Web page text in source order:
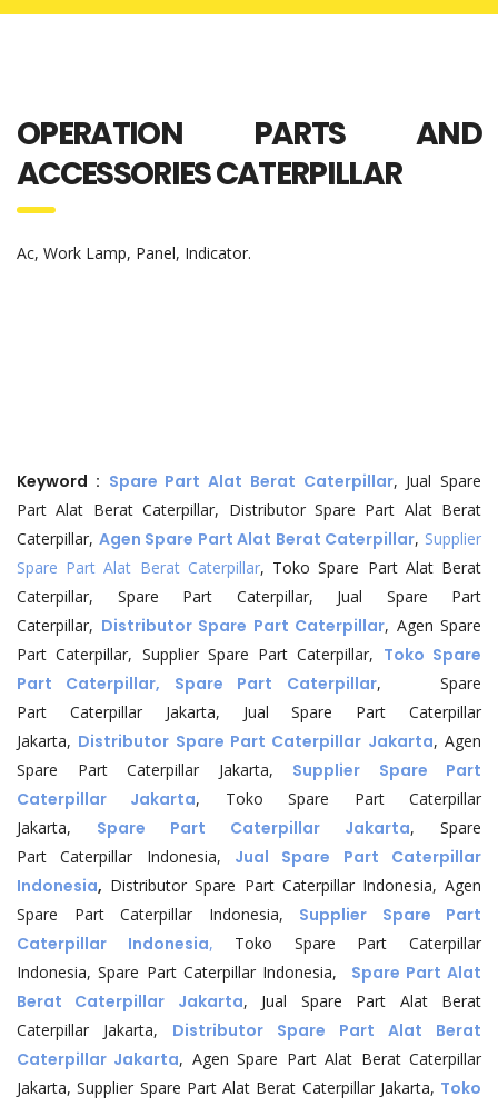
OPERATION PARTS AND
ACCESSORIES CATERPILLAR
Ac, Work Lamp, Panel, Indicator.
Keyword : Spare Part Alat Berat Caterpillar, Jual Spare
Part Alat Berat Caterpillar, Distributor Spare Part Alat Berat
Caterpillar, Agen Spare Part Alat Berat Caterpillar, Supplier
Spare Part Alat Berat Caterpillar, Toko Spare Part Alat Berat
Caterpillar, Spare Part Caterpillar, Jual Spare Part
Caterpillar, Distributor Spare Part Caterpillar, Agen Spare
Part Caterpillar, Supplier Spare Part Caterpillar, Toko Spare
Part Caterpillar, Spare Part Caterpillar, Spare
Part Caterpillar Jakarta, Jual Spare Part Caterpillar
Jakarta, Distributor Spare Part Caterpillar Jakarta, Agen
Spare Part Caterpillar Jakarta, Supplier Spare Part
Caterpillar Jakarta, Toko Spare Part Caterpillar
Jakarta, Spare Part Caterpillar Jakarta, Spare
Part Caterpillar Indonesia, Jual Spare Part Caterpillar
Indonesia, Distributor Spare Part Caterpillar Indonesia, Agen
Spare Part Caterpillar Indonesia, Supplier Spare Part
Caterpillar Indonesia, Toko Spare Part Caterpillar
Indonesia, Spare Part Caterpillar Indonesia, Spare Part Alat
Berat Caterpillar Jakarta, Jual Spare Part Alat Berat
Caterpillar Jakarta, Distributor Spare Part Alat Berat
Caterpillar Jakarta, Agen Spare Part Alat Berat Caterpillar
Jakarta, Supplier Spare Part Alat Berat Caterpillar Jakarta, Toko